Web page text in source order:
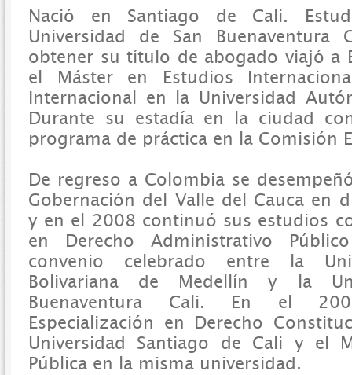
Nació en Santiago de Cali.
Universidad de San Buenaventura
obtener su título de abogado viajó a
el Máster en Estudios
Internacional en la Universidad
Durante su estadía en la ciudad
programa de práctica en la Comisión
De regreso a Colombia se
Gobernación del Valle del Cauca en
y en el 2008 continuó sus estudios
en Derecho Administrativo
convenio celebrado entre la
Bolivariana de Medellín y la
Buenaventura Cali. En el
Especialización en Derecho
Universidad Santiago de Cali y el
Pública en la misma universidad.